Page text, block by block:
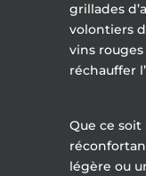
grillades
volontiers
vins
réchauffer
Que ce
légère ou